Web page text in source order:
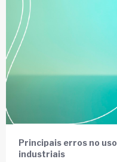
Principais erros no
industriais